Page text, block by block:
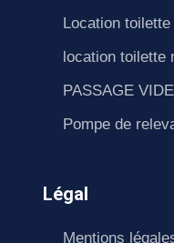
Location
location toilette
PASSAGE
Pompe de
Légal
Mentions